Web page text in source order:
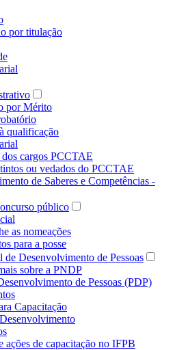
por titulação
por Mérito
qualificação
cargos PCCTAE
ou vedados do PCCTAE
de Saberes e Competências -
público
as nomeações
para a posse
Desenvolvimento de Pessoas
sobre a PNDP
de Pessoas (PDP)
Capacitação
ações de capacitação no IFPB